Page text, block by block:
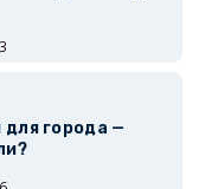
города —